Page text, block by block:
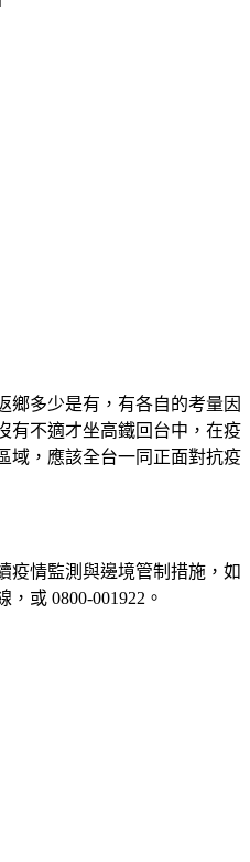
鄉多少是有，有各自的考量因
有不適才坐高鐵回台中，在疫
域，應該全台一同正面對抗疫
疫情監測與邊境管制措施， 如
或 0800-001922。